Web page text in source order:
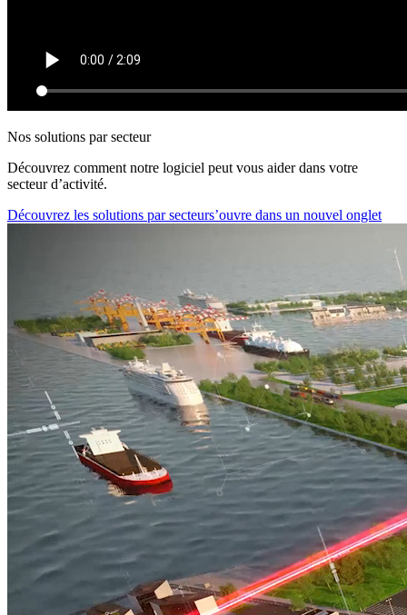
Nos solutions par secteur
Découvrez comment notre logiciel peut vous aider dans votre
secteur d’activité.
Découvrez les solutions par secteurs’ouvre dans un nouvel onglet